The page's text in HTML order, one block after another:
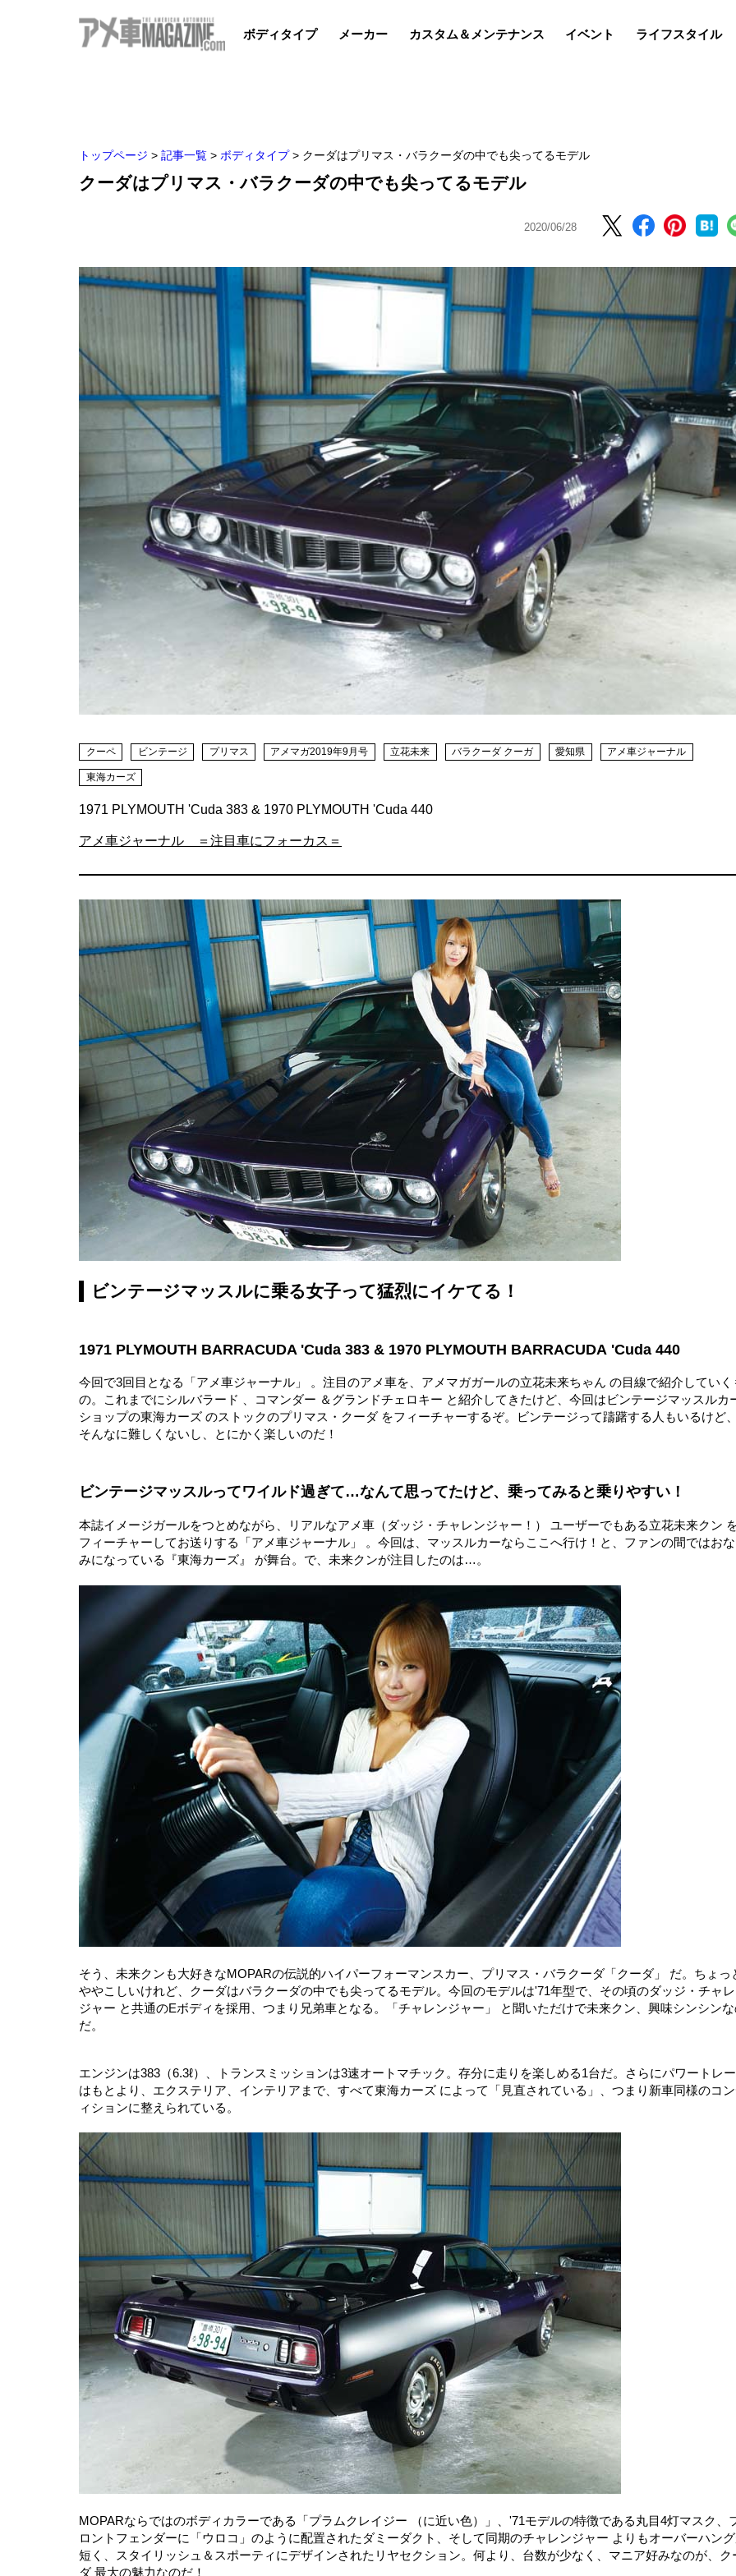
ボディタイプ メーカー カスタム＆メンテナンス イベント ライフスタイル
トップページ > 記事一覧 > ボディタイプ > クーダはプリマス・バラクーダの中でも尖ってるモデル
クーダはプリマス・バラクーダの中でも尖ってるモデル
2020/06/28
クーペ ビンテージ プリマス アメマガ2019年9月号 立花未来 バラクーダ クーガ 愛知県 アメ車ジャーナル
東海カーズ
1971 PLYMOUTH 'Cuda 383 & 1970 PLYMOUTH 'Cuda 440
アメ車ジャーナル ＝注目車にフォーカス＝
ビンテージマッスルに乗る女子って猛烈にイケてる！
1971 PLYMOUTH BARRACUDA 'Cuda 383 & 1970 PLYMOUTH BARRACUDA 'Cuda 440
今回で3回目となる「アメ車ジャーナル」 。注目のアメ車を、アメマガガールの立花未来ちゃん の目線で紹介していく
の。これまでにシルバラード 、コマンダー ＆グランドチェロキー と紹介してきたけど、今回はビンテージマッスルカ
ショップの東海カーズ のストックのプリマス・クーダ をフィーチャーするぞ。ビンテージって躊躇する人もいるけど
そんなに難しくないし、とにかく楽しいのだ！
ビンテージマッスルってワイルド過ぎて…なんて思ってたけど、乗ってみると乗りやすい！
本誌イメージガールをつとめながら、リアルなアメ車（ダッジ・チャレンジャー！） ユーザーでもある立花未来クン
フィーチャーしてお送りする「アメ車ジャーナル」 。今回は、マッスルカーならここへ行け！と、ファンの間ではお
みになっている『東海カーズ』 が舞台。で、未来クンが注目したのは…。
そう、未来クンも大好きなMOPARの伝説的ハイパーフォーマンスカー、プリマス・バラクーダ「クーダ」 だ。ちょっ
ややこしいけれど、クーダはバラクーダの中でも尖ってるモデル。今回のモデルは'71年型で、その頃のダッジ・チャ
ジャー と共通のEボディを採用、つまり兄弟車となる。「チャレンジャー」 と聞いただけで未来クン、興味シンシン
だ。
エンジンは383（6.3ℓ）、トランスミッションは3速オートマチック。存分に走りを楽しめる1台だ。さらにパワートレ
はもとより、エクステリア、インテリアまで、すべて東海カーズ によって「見直されている」、つまり新車同様のコ
ィションに整えられている。
MOPARならではのボディカラーである「プラムクレイジー （に近い色）」、'71モデルの特徴である丸目4灯マスク、
ロントフェンダーに「ウロコ」のように配置されたダミーダクト、そして同期のチャレンジャー よりもオーバーハン
短く、スタイリッシュ＆スポーティにデザインされたリヤセクション。何より、台数が少なく、マニア好みなのが、ク
ダ 最大の魅力なのだ！